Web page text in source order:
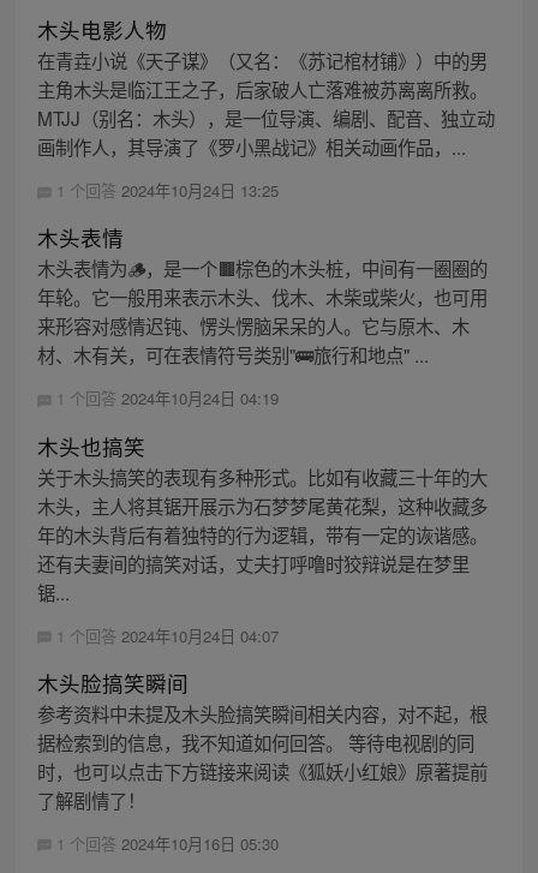
木头电影人物
在青垚小说《天子谋》（又名：《苏记棺材铺》）中的男
主角木头是临江王之子，后家破人亡落难被苏离离所救。
MTJJ（别名：木头），是一位导演、编剧、配音、独立动
画制作人，其导演了《罗小黑战记》相关动画作品，...
1 个回答 2024年10月24日 13:25
木头表情
木头表情为🪵，是一个🟫棕色的木头桩，中间有一圈圈的
年轮。它一般用来表示木头、伐木、木柴或柴火，也可用
来形容对感情迟钝、愣头愣脑呆呆的人。它与原木、木
材、木有关，可在表情符号类别"🚌旅行和地点" ...
1 个回答 2024年10月24日 04:19
木头也搞笑
关于木头搞笑的表现有多种形式。比如有收藏三十年的大
木头，主人将其锯开展示为石梦梦尾黄花梨，这种收藏多
年的木头背后有着独特的行为逻辑，带有一定的诙谐感。
还有夫妻间的搞笑对话，丈夫打呼噜时狡辩说是在梦里
锯...
1 个回答 2024年10月24日 04:07
木头脸搞笑瞬间
参考资料中未提及木头脸搞笑瞬间相关内容，对不起，根
据检索到的信息，我不知道如何回答。 等待电视剧的同
时，也可以点击下方链接来阅读《狐妖小红娘》原著提前
了解剧情了！
1 个回答 2024年10月16日 05:30